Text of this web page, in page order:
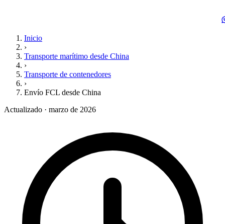
Inicio
›
Transporte marítimo desde China
›
Transporte de contenedores
›
Envío FCL desde China
Actualizado · marzo de 2026